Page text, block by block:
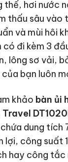
thế, hơi nước
thấu sâu vào
và mùi hôi
có đi kèm 3
lông sơ vải,
bạn luôn
khảo bàn ủi
dung tích
lợi, công suất
hay công tắc